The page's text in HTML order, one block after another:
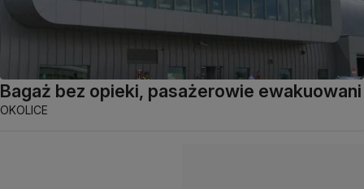
Bagaż bez opieki, pasażerowie ewakuowani
OKOLICE